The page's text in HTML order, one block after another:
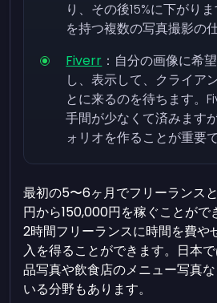
り、その後15%に下がり
を持つ複数の写真撮影の
Fiverr ：自分の画像に希
し、表示して、クライア
とに来るのを待ちます。
手間が少なくて済みます
ォリオを作ることが重要で
最初の5〜6ヶ月でフリーランス
円から150,000円を稼ぐことがで
2時間フリーランスに時間を費や
入を得ることができます。日本
品写真や飲食店のメニュー写真
いる分野もあります。